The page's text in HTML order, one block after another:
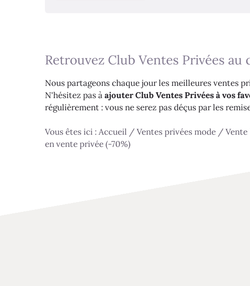
Retrouvez Club Ventes Privées au
Nous partageons chaque jour les meilleures ventes
N'hésitez pas àajouter Club Ventes Privées à vos
régulièrement : vous ne serez pas déçus par les
Vous êtes ici : Accueil / Ventes privées mode / Vente
en vente privée (-70%)